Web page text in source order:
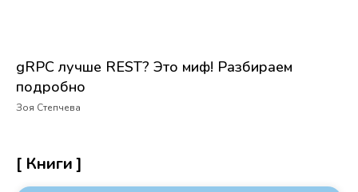
gRPC лучше REST? Это миф! Разбираем
подробно
Зоя Степчева
[ Книги ]